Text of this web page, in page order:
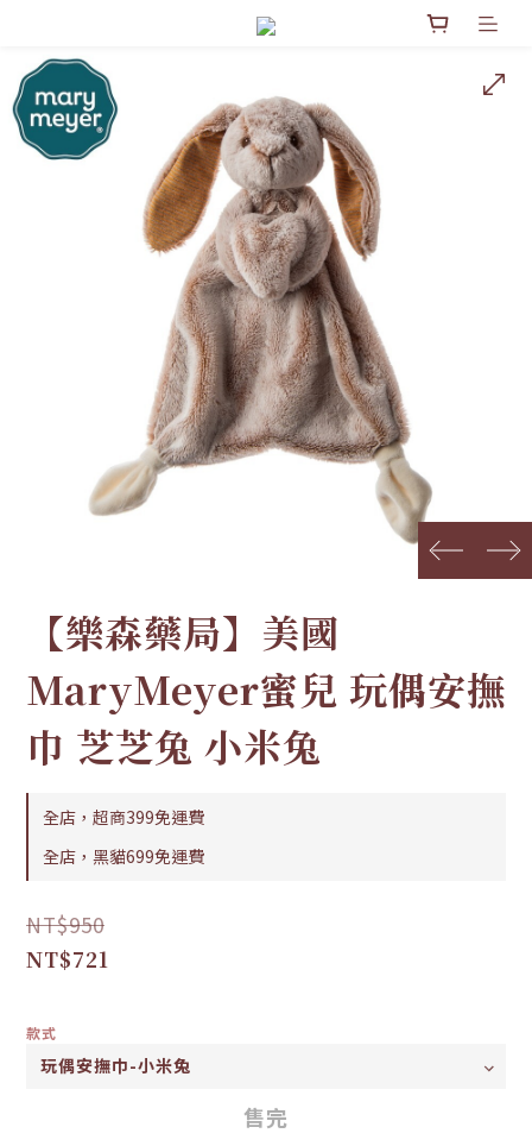
prev next
【樂森藥局】美國
MaryMeyer蜜兒 玩偶安撫
巾 芝芝兔 小米兔
全店，超商399免運費
全店，黑貓699免運費
NT$950
NT$721
款式
售完